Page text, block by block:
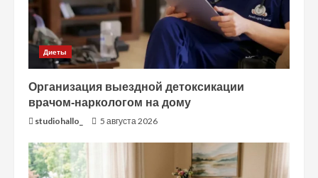
Диеты
Организация выездной детоксикации
врачом-наркологом на дому
studiohallo_ 5 августа 2026